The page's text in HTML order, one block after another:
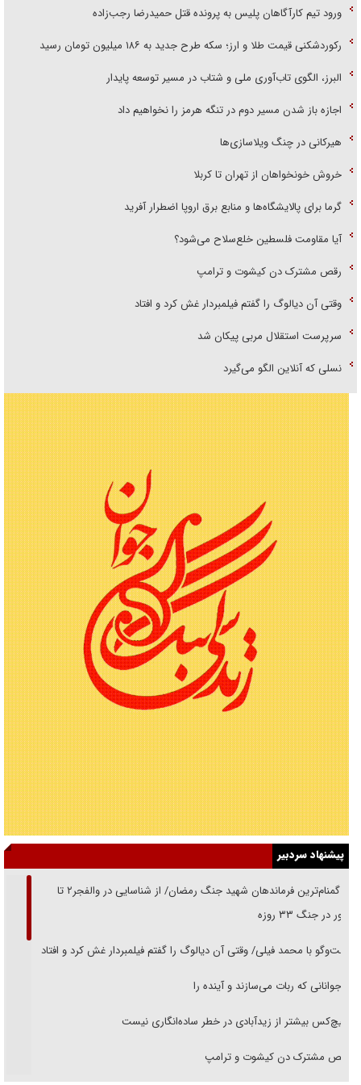
ورود تیم کارآگاهان پلیس به پرونده قتل حمیدرضا رجب‌زاده
رکوردشکنی قیمت طلا و ارز؛ سکه طرح جدید به ۱۸۶ میلیون تومان رسید
البرز، الگوی تاب‌آوری ملی و شتاب در مسیر توسعه پایدار
اجازه باز شدن مسیر دوم در تنگه هرمز را نخواهیم داد
هیرکانی در چنگ ویلاسازی‌ها
خروش خونخواهان از تهران تا کربلا
گرما برای پالایشگاه‌ها و منابع برق اروپا اضطرار آفرید
آیا مقاومت فلسطین خلع‌سلاح می‌شود؟
رقص مشترک دن کیشوت و ترامپ
وقتی آن دیالوگ را گفتم فیلمبردار غش کرد و افتاد
سرپرست استقلال مربی پیکان شد
نسلی که آنلاین الگو می‌گیرد
پیشنهاد سردبیر
از گمنام‌ترین فرماندهان شهید جنگ رمضان/ از شناسایی در والفجر۲ تا
حضور در جنگ ۳۳ روزه
گفت‌وگو با محمد فیلی/ وقتی آن دیالوگ را گفتم فیلمبردار غش کرد و افتاد
نوجوانانی که ربات می‌سازند و آینده را
هیچ‌کس بیشتر از زیدآبادی در خطر ساده‌انگاری نیست
رقص مشترک دن کیشوت و ترامپ